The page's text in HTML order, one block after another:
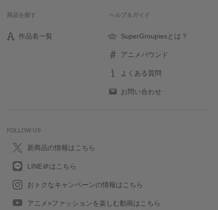
商品を探す
作品名一覧
ヘルプ＆ガイド
SuperGroupiesとは？
アニメバウンド
よくある質問
お問い合わせ
FOLLOW US
新商品の情報はこちら
LINE＠はこちら
おトクなキャンペーンの情報はこちら
アニメ×ファッションを楽しむ動画はこちら